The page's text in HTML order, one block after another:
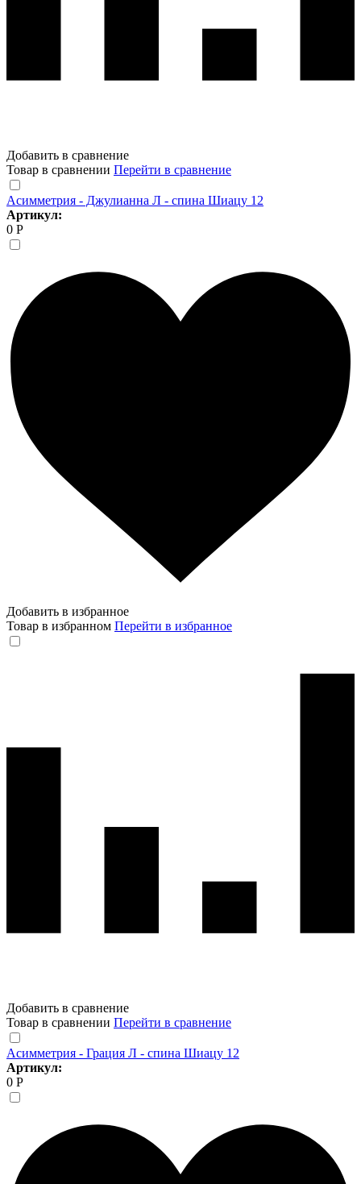
Добавить в сравнение
Товар в сравнении Перейти в сравнение
Асимметрия - Джулианна Л - спина Шиацу 12
Артикул:
0 Р
Добавить в избранное
Товар в избранном Перейти в избранное
Добавить в сравнение
Товар в сравнении Перейти в сравнение
Асимметрия - Грация Л - спина Шиацу 12
Артикул:
0 Р